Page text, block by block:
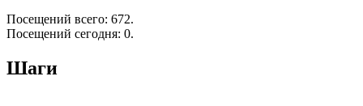
Посещений всего: 672.
Посещений сегодня: 0.
Шаги